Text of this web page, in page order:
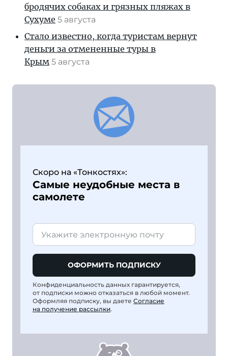
бродячих собаках и грязных пляжах в
Сухуме 5 августа
Стало известно, когда туристам вернут
деньги за отмененные туры в
Крым 5 августа
Скоро на «Тонкостях»:
Самые неудобные места в
самолете
ОФОРМИТЬ ПОДПИСКУ
Конфиденциальность данных гарантируется,
от подписки можно отказаться в любой момент.
Оформляя подписку, вы даете Согласие
на получение рассылки.